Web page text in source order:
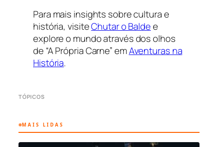
Para mais insights sobre cultura e
história, visiteChutar o Baldee
explore o mundo através dos olhos
de “A Própria Carne” emAventuras na
História.
TÓPICOS
MAIS LIDAS